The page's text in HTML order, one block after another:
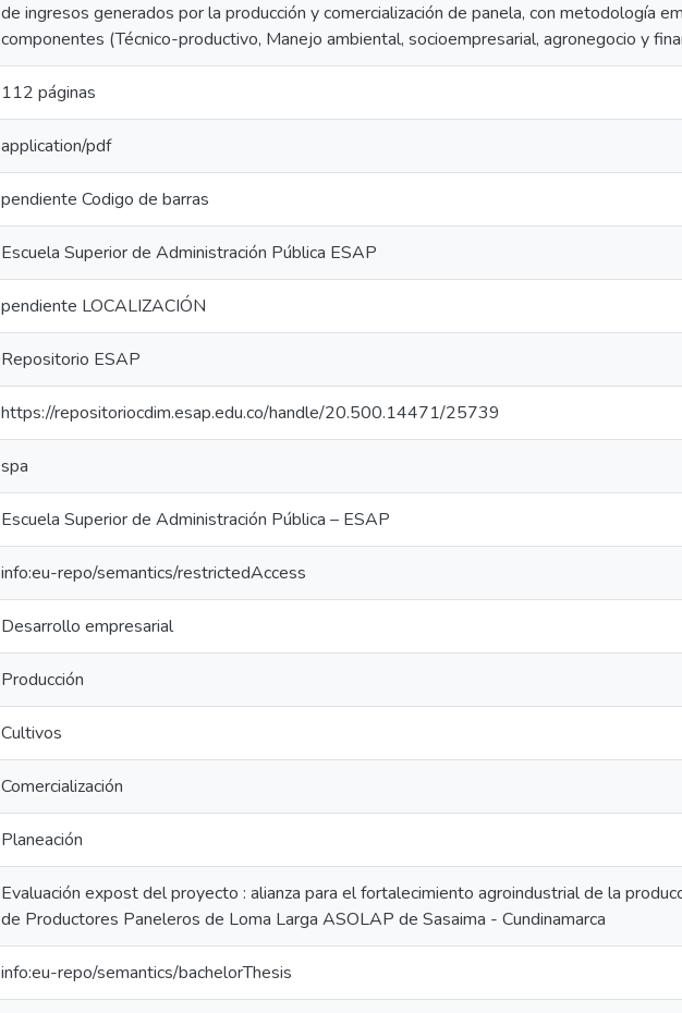
de ingresos generados por la producción y comercialización de panela, con metodología
componentes (Técnico-productivo, Manejo ambiental, socioempresarial, agronegocio y
112 páginas
application/pdf
pendiente Codigo de barras
Escuela Superior de Administración Pública ESAP
pendiente LOCALIZACIÓN
Repositorio ESAP
https://repositoriocdim.esap.edu.co/handle/20.500.14471/25739
spa
Escuela Superior de Administración Pública – ESAP
info:eu-repo/semantics/restrictedAccess
Desarrollo empresarial
Producción
Cultivos
Comercialización
Planeación
Evaluación expost del proyecto : alianza para el fortalecimiento agroindustrial de la
de Productores Paneleros de Loma Larga ASOLAP de Sasaima - Cundinamarca
info:eu-repo/semantics/bachelorThesis